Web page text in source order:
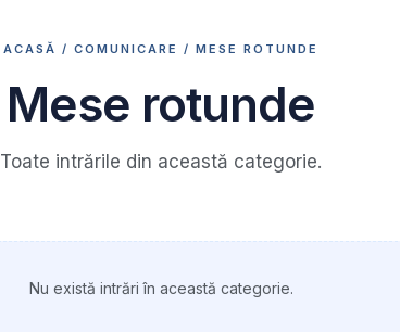
ACASĂ / COMUNICARE / MESE ROTUNDE
Mese rotunde
Toate intrările din această categorie.
Nu există intrări în această categorie.